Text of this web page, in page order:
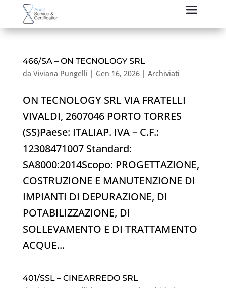
466/SA – ON TECNOLOGY SRL
da Viviana Pungelli | Gen 16, 2026| Archiviati
ON TECNOLOGY SRL VIA FRATELLI
VIVALDI, 2607046 PORTO TORRES
(SS)Paese: ITALIAP. IVA – C.F.:
12308471007 Standard:
SA8000:2014Scopo: PROGETTAZIONE,
COSTRUZIONE E MANUTENZIONE DI
IMPIANTI DI DEPURAZIONE, DI
POTABILIZZAZIONE, DI
SOLLEVAMENTO E DI TRATTAMENTO
ACQUE...
401/SSL – CINEARREDO SRL